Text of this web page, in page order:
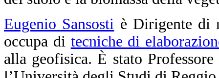
Eugenio Sansosti è Dirigente di
occupa di tecniche di
alla geofisica. È stato